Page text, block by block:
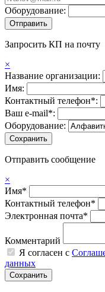
Оборудование:
Запросить КП на почту
×
Название организации:
Имя:
Контактный телефон*:
Ваш e-mail*:
Оборудование:
Отправить сообщение
×
Имя*
Контактный телефон*
Электронная почта*
Комментарий
Я согласен с
данных